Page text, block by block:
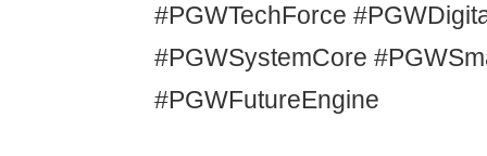
#PGWTechForce
#PGWSystemCore
#PGWFutureEngine